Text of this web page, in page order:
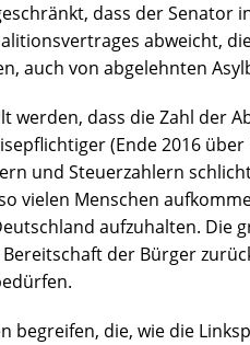
dass der Senator
abweicht,
auch von abgelehnten
werden, dass die Zahl der
(Ende 2016
und Steuerzahlern
vielen Menschen
aufzuhalten. Die
der Bürger
begreifen, die, wie die